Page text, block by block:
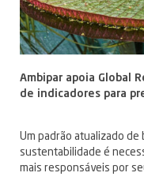
Ambipar apoia Global
de indicadores para
Um padrão atualizado
sustentabilidade é
mais responsáveis por